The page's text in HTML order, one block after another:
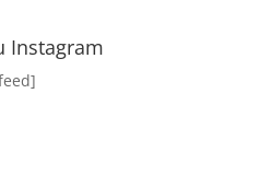
Instagram